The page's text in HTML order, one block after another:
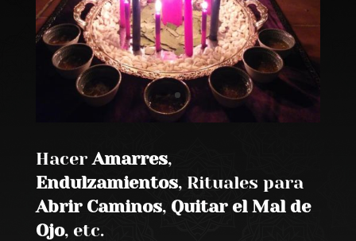
Hacer Amarres,
Endulzamientos, Rituales para
Abrir Caminos, Quitar el Mal de
Ojo, etc.